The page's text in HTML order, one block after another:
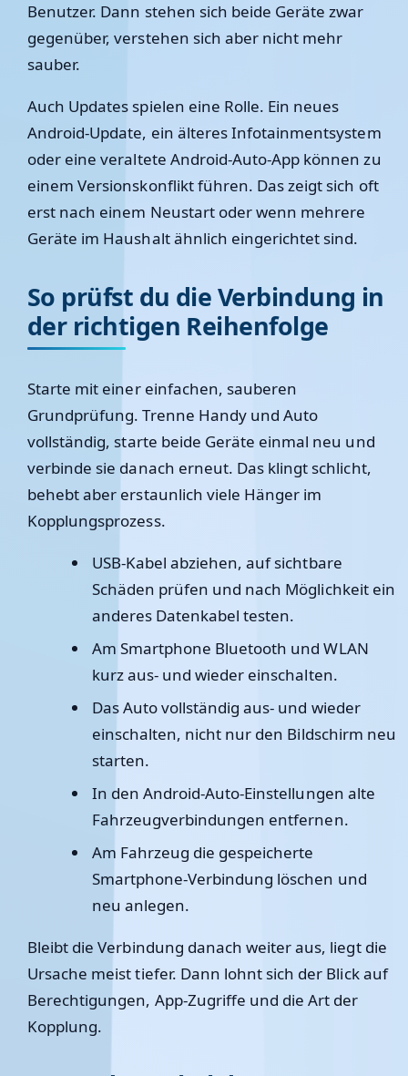
Benutzer. Dann stehen sich beide Geräte zwar
gegenüber, verstehen sich aber nicht mehr
sauber.
Auch Updates spielen eine Rolle. Ein neues
Android-Update, ein älteres Infotainmentsystem
oder eine veraltete Android-Auto-App können zu
einem Versionskonflikt führen. Das zeigt sich oft
erst nach einem Neustart oder wenn mehrere
Geräte im Haushalt ähnlich eingerichtet sind.
So prüfst du die Verbindung in
der richtigen Reihenfolge
Starte mit einer einfachen, sauberen
Grundprüfung. Trenne Handy und Auto
vollständig, starte beide Geräte einmal neu und
verbinde sie danach erneut. Das klingt schlicht,
behebt aber erstaunlich viele Hänger im
Kopplungsprozess.
USB-Kabel abziehen, auf sichtbare
Schäden prüfen und nach Möglichkeit ein
anderes Datenkabel testen.
Am Smartphone Bluetooth und WLAN
kurz aus- und wieder einschalten.
Das Auto vollständig aus- und wieder
einschalten, nicht nur den Bildschirm neu
starten.
In den Android-Auto-Einstellungen alte
Fahrzeugverbindungen entfernen.
Am Fahrzeug die gespeicherte
Smartphone-Verbindung löschen und
neu anlegen.
Bleibt die Verbindung danach weiter aus, liegt die
Ursache meist tiefer. Dann lohnt sich der Blick auf
Berechtigungen, App-Zugriffe und die Art der
Kopplung.